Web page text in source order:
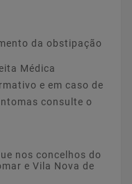
da obstipação
Médica
e em caso de
consulte o
nos concelhos do
e Vila Nova de